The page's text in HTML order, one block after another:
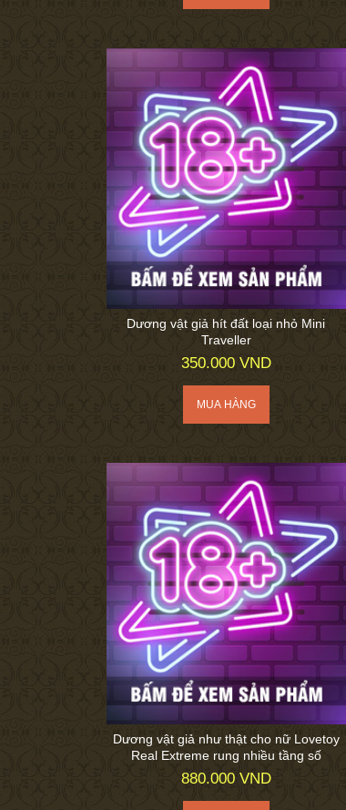
Dương vật giả hít đất loại nhỏ Mini
Traveller
350.000 VND
Dương vật giả như thật cho nữ Lovetoy
Real Extreme rung nhiều tầng số
880.000 VND